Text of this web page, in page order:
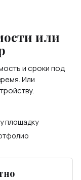
или
и сроки под
Или
площадку